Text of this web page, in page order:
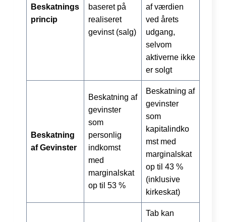
Beskatnings
princip
baseret på
realiseret
gevinst (salg)
af værdien
ved årets
udgang,
selvom
aktiverne ikke
er solgt
Beskatning
af Gevinster
Beskatning af
gevinster
som
personlig
indkomst
med
marginalskat
op til 53 %
Beskatning af
gevinster
som
kapitalindko
mst med
marginalskat
op til 43 %
(inklusive
kirkeskat)
Tab kan